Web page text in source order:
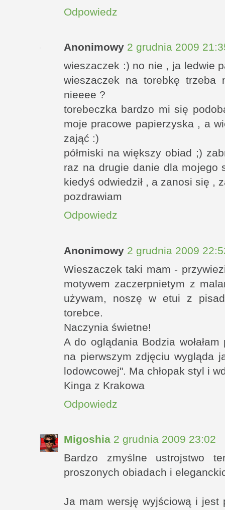
Odpowiedz
Anonimowy 2 grudnia 2009
wieszaczek :) no nie , ja ledwie
wieszaczek na torebkę trzeba
nieeee ?
torebeczka bardzo mi się
moje pracowe papierzyska , a
zająć :)
półmiski na większy obiad ;)
raz na drugie danie dla mojego
kiedyś odwiedził , a zanosi się ,
pozdrawiam
Odpowiedz
Anonimowy 2 grudnia 2009
Wieszaczek taki mam -
motywem zaczerpnietym z
używam, noszę w etui z
torebce.
Naczynia świetne!
A do oglądania Bodzia
na pierwszym zdjęciu wygląda
lodowcowej". Ma chłopak styl i
Kinga z Krakowa
Odpowiedz
Migoshia 2 grudnia 2009 23:02
Bardzo zmyślne ustrojstwo
proszonych obiadach i
Ja mam wersję wyjściową i jest